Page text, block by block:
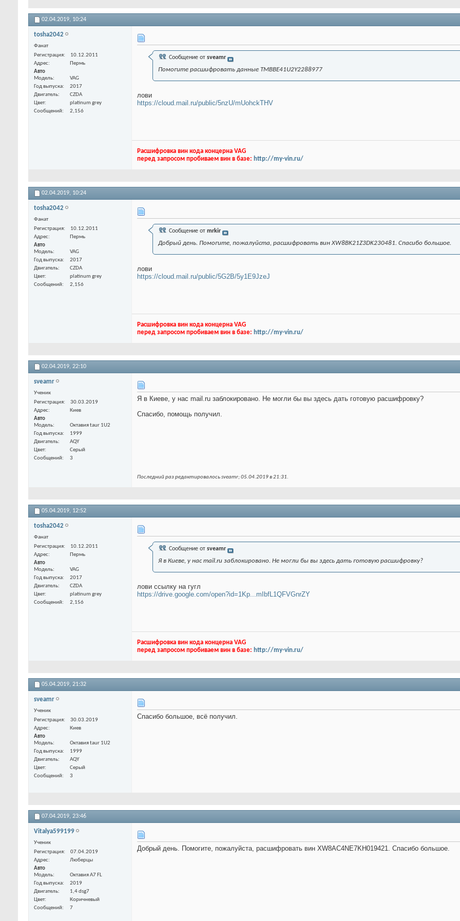
02.04.2019, 10:24
tosha2042
Фанат
Регистрация
10.12.2011
Адрес
Пермь
Авто
Модель
VAG
Год выпуска
2017
Двигатель
CZDA
Цвет
platinum grey
Сообщений
2,156
Сообщение от sveamr
Помогите расшифровать данные TMBBE41U2Y2288977
лови
https://cloud.mail.ru/public/5nzU/mUohckTHV
Расшифровка вин кода концерна VAG
перед запросом пробиваем вин в базе: http://my-vin.ru/
02.04.2019, 10:24
tosha2042
Фанат
Регистрация
10.12.2011
Адрес
Пермь
Авто
Модель
VAG
Год выпуска
2017
Двигатель
CZDA
Цвет
platinum grey
Сообщений
2,156
Сообщение от mrkir
Добрый день. Помогите, пожалуйста, расшифровать вин XW8BK21Z3DK230481. Спасибо большое.
лови
https://cloud.mail.ru/public/5G2B/5y1E9JzeJ
Расшифровка вин кода концерна VAG
перед запросом пробиваем вин в базе: http://my-vin.ru/
02.04.2019, 22:10
sveamr
Ученик
Регистрация
30.03.2019
Адрес
Киев
Авто
Модель
Октавия taur 1U2
Год выпуска
1999
Двигатель
AQY
Цвет
Серый
Сообщений
3
Я в Киеве, у нас mail.ru заблокировано. Не могли бы вы здесь дать готовую расшифровку?
Спасибо, помощь получил.
Последний раз редактировалось sveamr; 05.04.2019 в21:31.
05.04.2019, 12:52
tosha2042
Фанат
Регистрация
10.12.2011
Адрес
Пермь
Авто
Модель
VAG
Год выпуска
2017
Двигатель
CZDA
Цвет
platinum grey
Сообщений
2,156
Сообщение от sveamr
Я в Киеве, у нас mail.ru заблокировано. Не могли бы вы здесь дать готовую расшифровку?
лови ссылку на гугл
https://drive.google.com/open?id=1Kp...mIbfL1QFVGnrZY
Расшифровка вин кода концерна VAG
перед запросом пробиваем вин в базе: http://my-vin.ru/
05.04.2019, 21:32
sveamr
Ученик
Регистрация
30.03.2019
Адрес
Киев
Авто
Модель
Октавия taur 1U2
Год выпуска
1999
Двигатель
AQY
Цвет
Серый
Сообщений
3
Спасибо большое, всё получил.
07.04.2019, 23:46
Vitalya599199
Ученик
Регистрация
07.04.2019
Адрес
Люберцы
Авто
Модель
Октавия А7 FL
Год выпуска
2019
Двигатель
1,4 dsg7
Цвет
Коричневый
Сообщений
7
Добрый день. Помогите, пожалуйста, расшифровать вин XW8AC4NE7KH019421. Спасибо большое.